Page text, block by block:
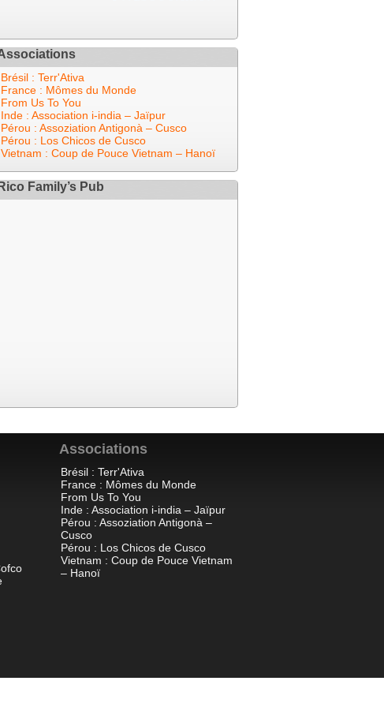
Brésil : Terr'Ativa
France : Mômes du Monde
From Us To You
Inde : Association i-india – Jaïpur
Pérou : Assoziation Antigonà – Cusco
Pérou : Los Chicos de Cusco
Vietnam : Coup de Pouce Vietnam – Hanoï
Rico Family’s Pub
Associations
Brésil : Terr'Ativa
France : Mômes du Monde
From Us To You
Inde : Association i-india – Jaïpur
Pérou : Assoziation Antigonà –
Cusco
Pérou : Los Chicos de Cusco
Vietnam : Coup de Pouce Vietnam
– Hanoï